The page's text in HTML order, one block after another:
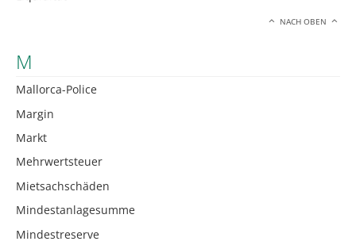
NACH OBEN
M
Mallorca-Police
Margin
Markt
Mehrwertsteuer
Mietsachschäden
Mindestanlagesumme
Mindestreserve